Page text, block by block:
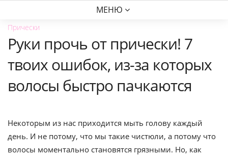
МЕНЮ
Прически
Руки прочь от прически! 7
твоих ошибок, из-за которых
волосы быстро пачкаются
Некоторым из нас приходится мыть голову каждый
день. И не потому, что мы такие чистюли, а потому что
волосы моментально становятся грязными. Но, как